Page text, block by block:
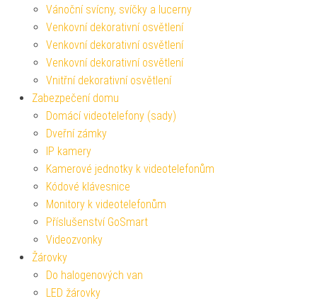
Vánoční svícny, svíčky a lucerny
Venkovní dekorativní osvětlení
Venkovní dekorativní osvětlení
Venkovní dekorativní osvětlení
Vnitřní dekorativní osvětlení
Zabezpečení domu
Domácí videotelefony (sady)
Dveřní zámky
IP kamery
Kamerové jednotky k videotelefonům
Kódové klávesnice
Monitory k videotelefonům
Příslušenství GoSmart
Videozvonky
Žárovky
Do halogenových van
LED žárovky